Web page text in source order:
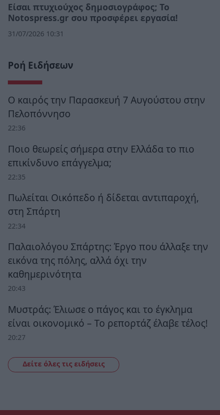
Eίσαι πτυχιούχος δημοσιογράφος; Το
Notospress.gr σου προσφέρει εργασία!
31/07/2026 10:31
Ροή Ειδήσεων
Ο καιρός την Παρασκευή 7 Αυγούστου στην
Πελοπόννησο
22:36
Ποιο θεωρείς σήμερα στην Ελλάδα το πιο
επικίνδυνο επάγγελμα;
22:35
Πωλείται Οικόπεδο ή δίδεται αντιπαροχή,
στη Σπάρτη
22:34
Παλαιολόγου Σπάρτης: Έργο που άλλαξε την
εικόνα της πόλης, αλλά όχι την
καθημερινότητα
20:43
Μυστράς: Έλιωσε ο πάγος και το έγκλημα
είναι οικονομικό – Το ρεπορτάζ έλαβε τέλος!
20:27
Δείτε όλες τις ειδήσεις